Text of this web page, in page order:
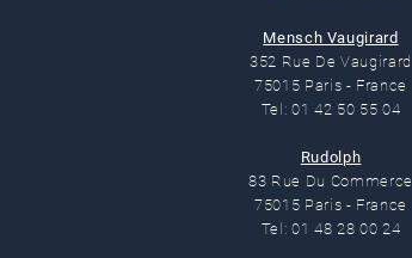
Mensch Vaugirard
352 Rue De Vaugirard
75015 Paris - France
Tel: 01 42 50 55 04
Rudolph
83 Rue Du Commerce
75015 Paris - France
Tel: 01 48 28 00 24